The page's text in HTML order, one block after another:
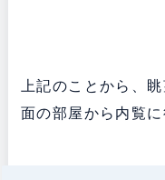
上記のことから、
面の部屋から内覧に